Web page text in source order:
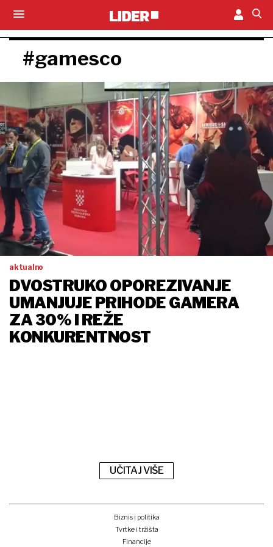
#gamesco
aktualno
DVOSTRUKO OPOREZIVANJE
UMANJUJE PRIHODE GAMERA
ZA 30% I REŽE
KONKURENTNOST
UČITAJ VIŠE
Biznis i politika
Tvrtke i tržišta
Financije